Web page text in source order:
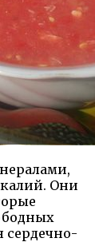
Они
сердечно-